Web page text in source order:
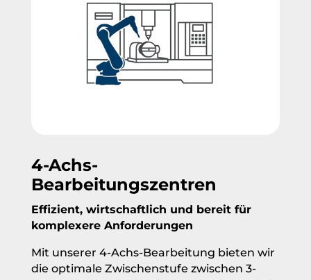
4-Achs-
Bearbeitungszentren
Effizient, wirtschaftlich und bereit für
komplexere Anforderungen
Mit unserer 4-Achs-Bearbeitung bieten wir
die optimale Zwischenstufe zwischen 3-